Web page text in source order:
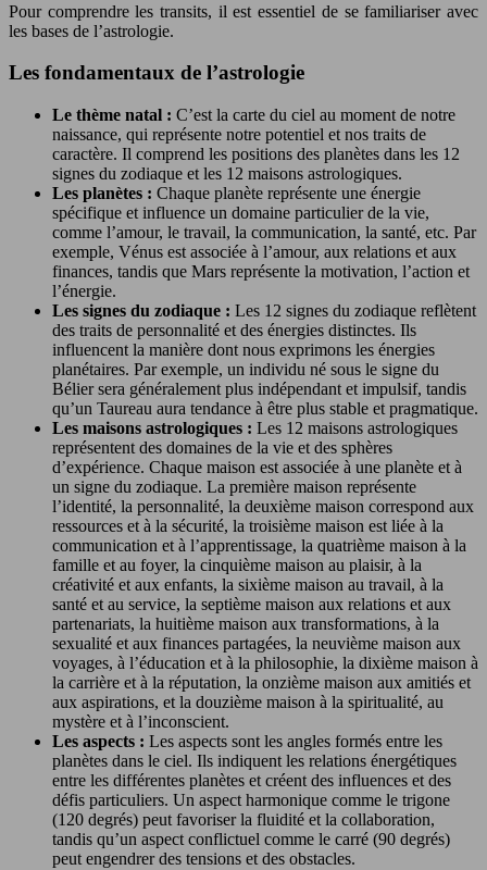
Pour comprendre les transits, il est essentiel de se familiariser avec
les bases de l’astrologie.
Les fondamentaux de l’astrologie
Le thème natal : C’est la carte du ciel au moment de notre
naissance, qui représente notre potentiel et nos traits de
caractère. Il comprend les positions des planètes dans les 12
signes du zodiaque et les 12 maisons astrologiques.
Les planètes : Chaque planète représente une énergie
spécifique et influence un domaine particulier de la vie,
comme l’amour, le travail, la communication, la santé, etc. Par
exemple, Vénus est associée à l’amour, aux relations et aux
finances, tandis que Mars représente la motivation, l’action et
l’énergie.
Les signes du zodiaque : Les 12 signes du zodiaque reflètent
des traits de personnalité et des énergies distinctes. Ils
influencent la manière dont nous exprimons les énergies
planétaires. Par exemple, un individu né sous le signe du
Bélier sera généralement plus indépendant et impulsif, tandis
qu’un Taureau aura tendance à être plus stable et pragmatique.
Les maisons astrologiques : Les 12 maisons astrologiques
représentent des domaines de la vie et des sphères
d’expérience. Chaque maison est associée à une planète et à
un signe du zodiaque. La première maison représente
l’identité, la personnalité, la deuxième maison correspond aux
ressources et à la sécurité, la troisième maison est liée à la
communication et à l’apprentissage, la quatrième maison à la
famille et au foyer, la cinquième maison au plaisir, à la
créativité et aux enfants, la sixième maison au travail, à la
santé et au service, la septième maison aux relations et aux
partenariats, la huitième maison aux transformations, à la
sexualité et aux finances partagées, la neuvième maison aux
voyages, à l’éducation et à la philosophie, la dixième maison à
la carrière et à la réputation, la onzième maison aux amitiés et
aux aspirations, et la douzième maison à la spiritualité, au
mystère et à l’inconscient.
Les aspects : Les aspects sont les angles formés entre les
planètes dans le ciel. Ils indiquent les relations énergétiques
entre les différentes planètes et créent des influences et des
défis particuliers. Un aspect harmonique comme le trigone
(120 degrés) peut favoriser la fluidité et la collaboration,
tandis qu’un aspect conflictuel comme le carré (90 degrés)
peut engendrer des tensions et des obstacles.